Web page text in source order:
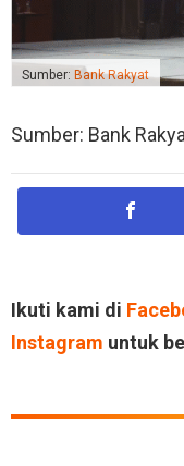
Sumber: Bank Rakyat
Sumber: Bank
Ikuti kami di
Instagram untuk